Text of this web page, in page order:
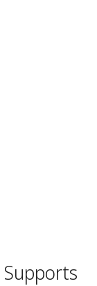
Supports